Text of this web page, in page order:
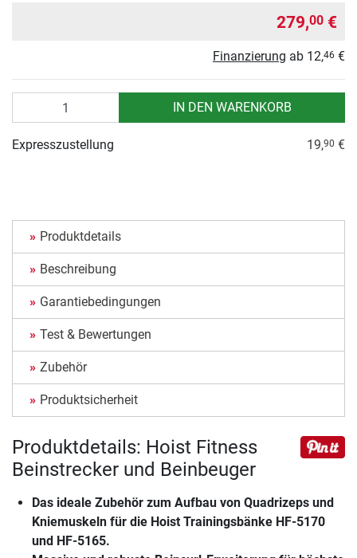
279,00 €
Finanzierung ab 12,46 €
IN DEN WARENKORB
Expresszustellung 19,90 €
Produktdetails
Beschreibung
Garantiebedingungen
Test & Bewertungen
Zubehör
Produktsicherheit
Produktdetails: Hoist Fitness
Beinstrecker und Beinbeuger
Das ideale Zubehör zum Aufbau von Quadrizeps und
Kniemuskeln für die Hoist Trainingsbänke HF-5170
und HF-5165.